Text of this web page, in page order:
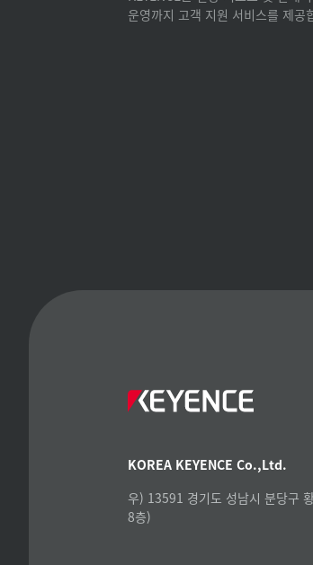
운영까지 고객 지원 서비스를 제공
KOREA KEYENCE Co.,Ltd.
우) 13591 경기도 성남시 분당구
8층)